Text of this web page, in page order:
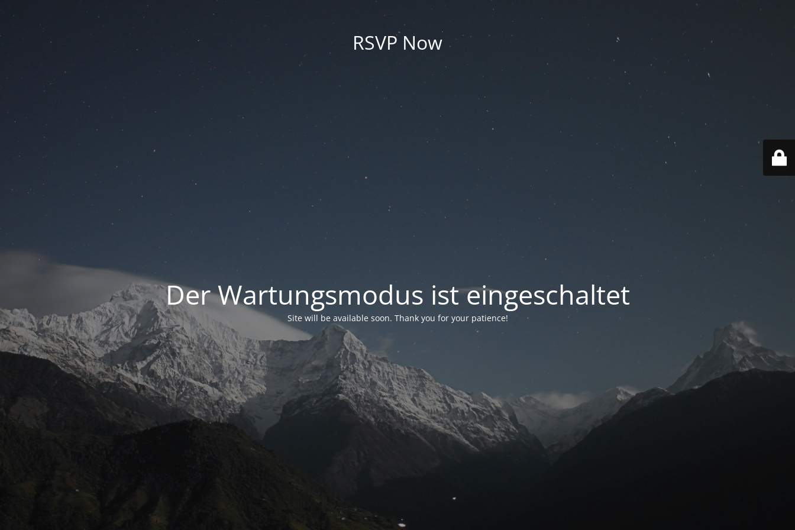
RSVP Now
Der Wartungsmodus ist eingeschaltet
Site will be available soon. Thank you for your patience!